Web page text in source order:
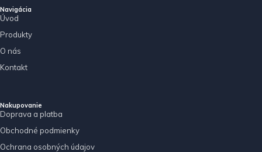
Navigácia
Úvod
Produkty
O nás
Kontakt
Nakupovanie
Doprava a platba
Obchodné podmienky
Ochrana osobných údajov